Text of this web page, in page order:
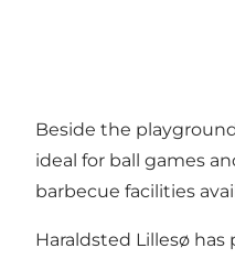
Beside the
ideal for ball games
barbecue facilities
Haraldsted Lillesø